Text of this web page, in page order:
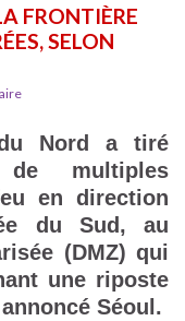
FRONTIÈRE
SELON
Nord a tiré
de multiples
en direction
du Sud, au
(DMZ) qui
une riposte
Séoul.